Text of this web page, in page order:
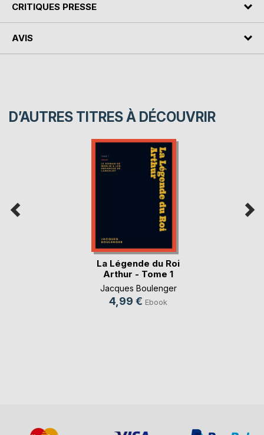
CRITIQUES PRESSE
AVIS
D’AUTRES TITRES À DÉCOUVRIR
La Légende du Roi
Arthur - Tome 1
Jacques Boulenger
4,99 € Ebook